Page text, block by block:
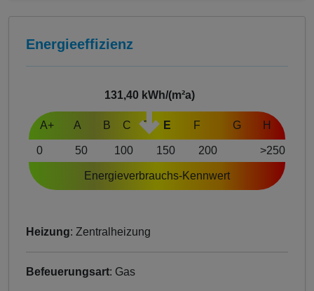
Energieeffizienz
A+ A B C D E F G H
131,40 kWh/(m²a)
0 50 100 150 200 >250
Energieverbrauchs-Kennwert
Heizung: Zentralheizung
Befeuerungsart: Gas